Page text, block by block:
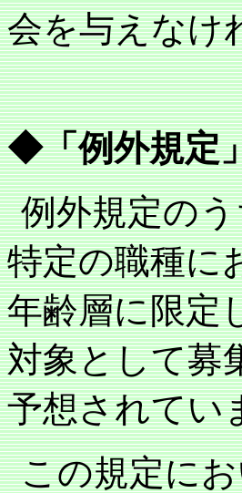
会を与えなけ
◆「例外規定
例外規定の
特定の職種に
年齢層に限定
対象として募
予想されてい
この規定に